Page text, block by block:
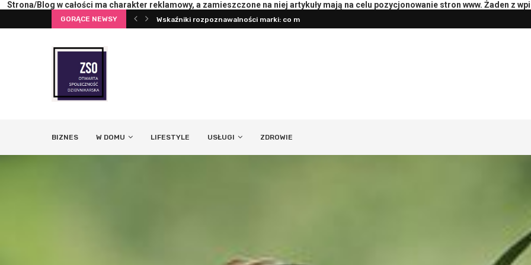
Strona/Blog w całości ma charakter reklamowy, a zamieszczone na niej artykuły mają na celu pozycjonowanie stron www. Żaden z
GORĄCE NEWSY
BIZNES W DOMU LIFESTYLE USŁUGI ZDROWIE